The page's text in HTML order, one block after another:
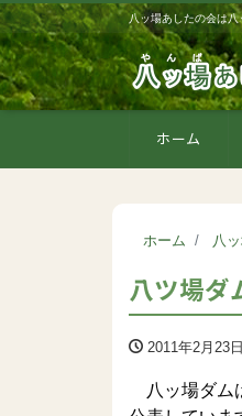
八ッ場あしたの会は
ホーム
ホーム 八
八ツ場
2011年2月23日
八ッ場ダム